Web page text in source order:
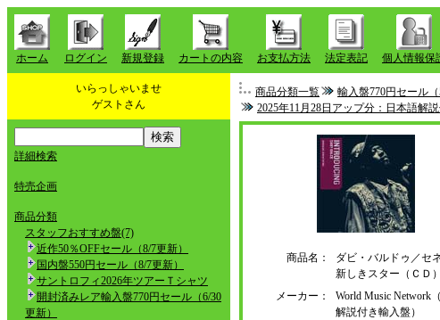
ホーム ログイン 新規登録 カートの内容 お支払方法 法定表記 個人情報保
いらっしゃいませ
ゲストさん
詳細検索
特売企画
商品分類
スタッフおすすめ盤(7)
近作50％OFFセール（8/7更新）
国内盤550円セール（8/7更新）
サントロフィ2026年ツアーＴシャツ
開封済みレア輸入盤770円セール（6/30
更新）
商品分類一覧
輸入盤770円セール（
2025年11月28日アップ分：日本語解
商品名：
ダビ・バルドゥ／セ
新しきスター（ＣＤ）
メーカー：
World Music Network
解説付き輸入盤）